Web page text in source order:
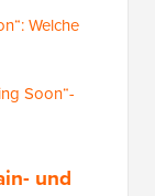
Welche
Soon“-
und